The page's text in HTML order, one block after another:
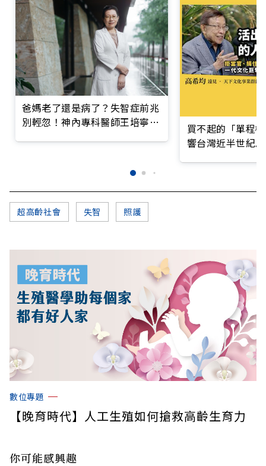
爸媽老了還是病了？失智症前兆
別輕忽！神內專科醫師王培寧呼
買不起的「單程
響台灣近半世紀
超高齡社會 失智 照護
數位專題
【晚育時代】人工生殖如何搶救高齡生育力
你可能感興趣